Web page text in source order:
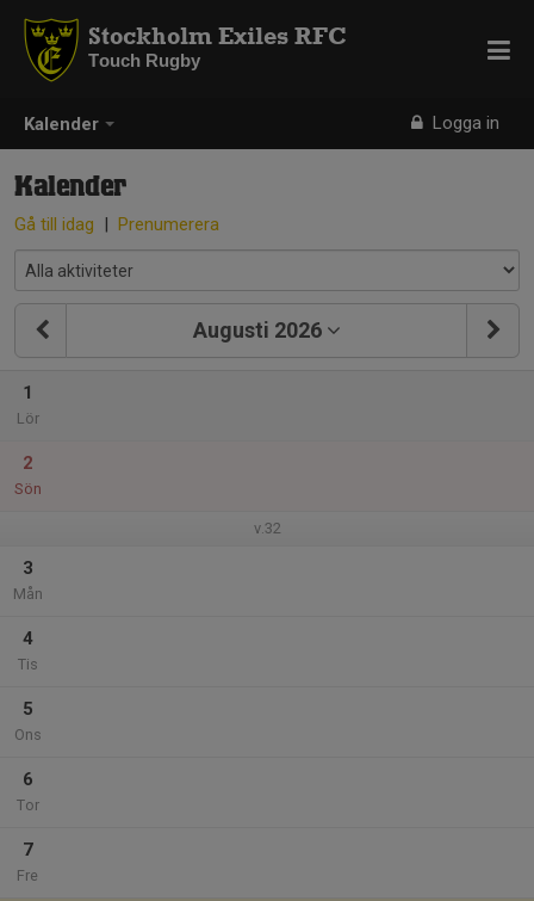
Kalender Logga in
Stockholm Exiles RFC
Touch Rugby
Kalender
Gå till idag | Prenumerera
Augusti 2026
1
Lör
2
Sön
v.32
3
Mån
4
Tis
5
Ons
6
Tor
7
Fre